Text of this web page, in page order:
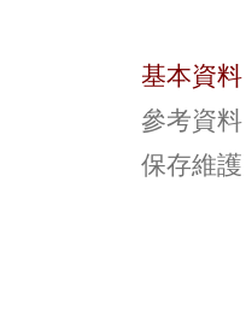
基本資料
參考資料
保存維護